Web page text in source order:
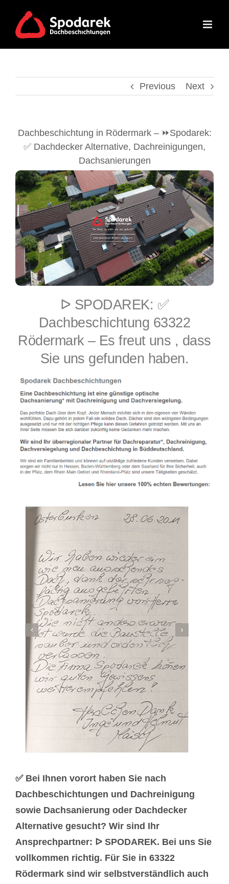
content
Previous Next
Dachbeschichtung in Rödermark – ⏩Spodarek:
✅ Dachdecker Alternative, Dachreinigungen,
Dachsanierungen
ᐅ SPODAREK: ✅
Dachbeschichtung 63322
Rödermark – Es freut uns , dass
Sie uns gefunden haben.
✅ Bei Ihnen vorort haben Sie nach
Dachbeschichtungen und Dachreinigung
sowie Dachsanierung oder Dachdecker
Alternative gesucht? Wir sind Ihr
Ansprechpartner: ᐅ SPODAREK. Bei uns Sie
vollkommen richtig. Für Sie in 63322
Rödermark sind wir selbstverständlich auch